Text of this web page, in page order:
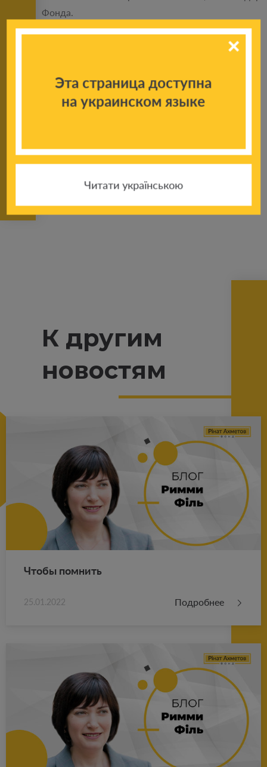
Фонда.
Это так здорово, если ребята выйдут из стен
суперсилу!
Поделиться новостью:
К другим
новостям
Чтобы пом­нить
25.01.2022 Подробнее
Эта страница доступна
на украинском языке
Читати українською